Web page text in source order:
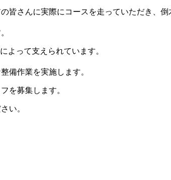
皆さんに実際にコースを走っていただき、
よって支えられています。
備作業を実施します。
を募集します。
い。